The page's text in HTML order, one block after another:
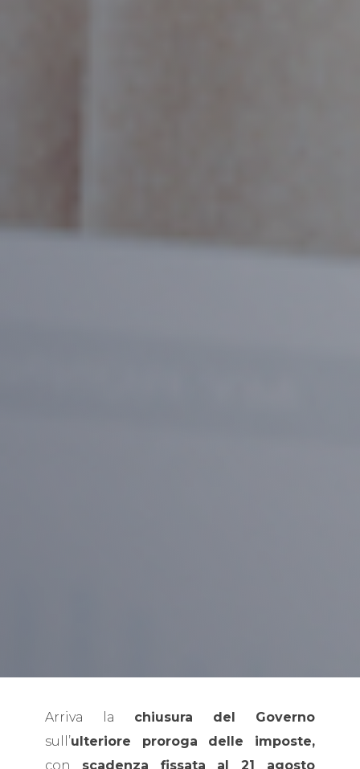
Arriva la chiusura del Governo
sull’ulteriore proroga delle imposte,
con scadenza fissata al 21 agosto